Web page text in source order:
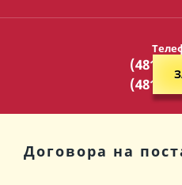
(48131)
(48131)
Договора на